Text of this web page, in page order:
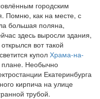
городским
Помню, как на месте, с
большая поляна,
здесь выросли здания,
вот такой
купол Храма-на-
плане. Необычно
Екатеринбурга
кирпича на улице
трубой.